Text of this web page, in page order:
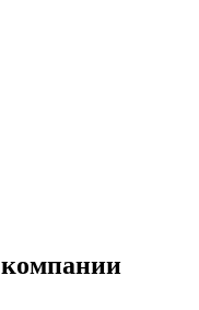
компании